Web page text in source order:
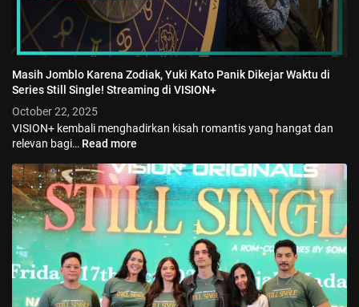
Masih Jomblo Karena Zodiak, Yuki Kato Panik Dikejar Waktu di
Series Still Single! Streaming di VISION+
October 22, 2025
VISION+ kembali menghadirkan kisah romantis yang hangat dan
relevan bagi… Read more